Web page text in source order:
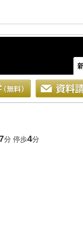
分 停歩4分